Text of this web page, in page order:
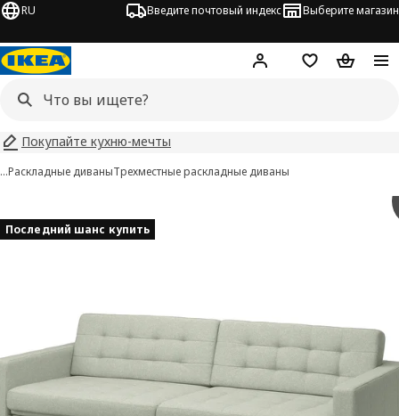
RU Введите почтовый индекс Выберите магазин
Hej! ВойтиСписокКорзина
Покупайте кухню-мечты
…Раскладные диваныТрехместные раскладные диваны
Последний шанс купить